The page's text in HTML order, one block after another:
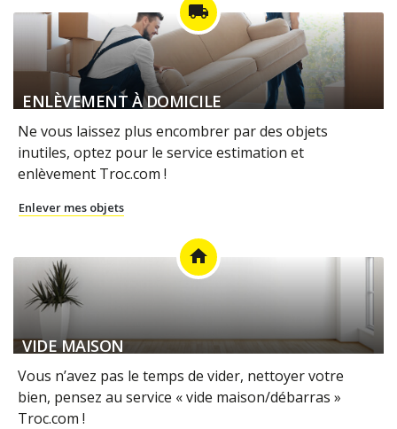
local_shipping
ENLÈVEMENT À DOMICILE
Ne vous laissez plus encombrer par des objets
inutiles, optez pour le service estimation et
enlèvement Troc.com !
Enlever mes objets
home
VIDE MAISON
Vous n’avez pas le temps de vider, nettoyer votre
bien, pensez au service « vide maison/débarras »
Troc.com !